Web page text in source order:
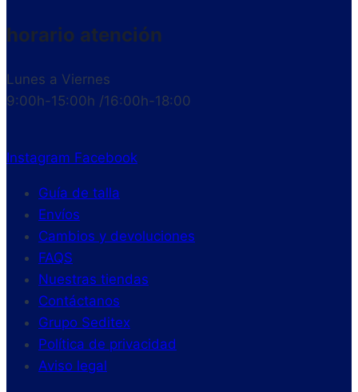
horario atención
Lunes a Viernes
9:00h-15:00h /16:00h-18:00
Instagram Facebook
Guía de talla
Envíos
Cambios y devoluciones
FAQS
Nuestras tiendas
Contáctanos
Grupo Seditex
Política de privacidad
Aviso legal